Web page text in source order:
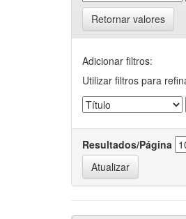
Retornar valores
Adicionar filtros:
Utilizar filtros para
Resultados/Página